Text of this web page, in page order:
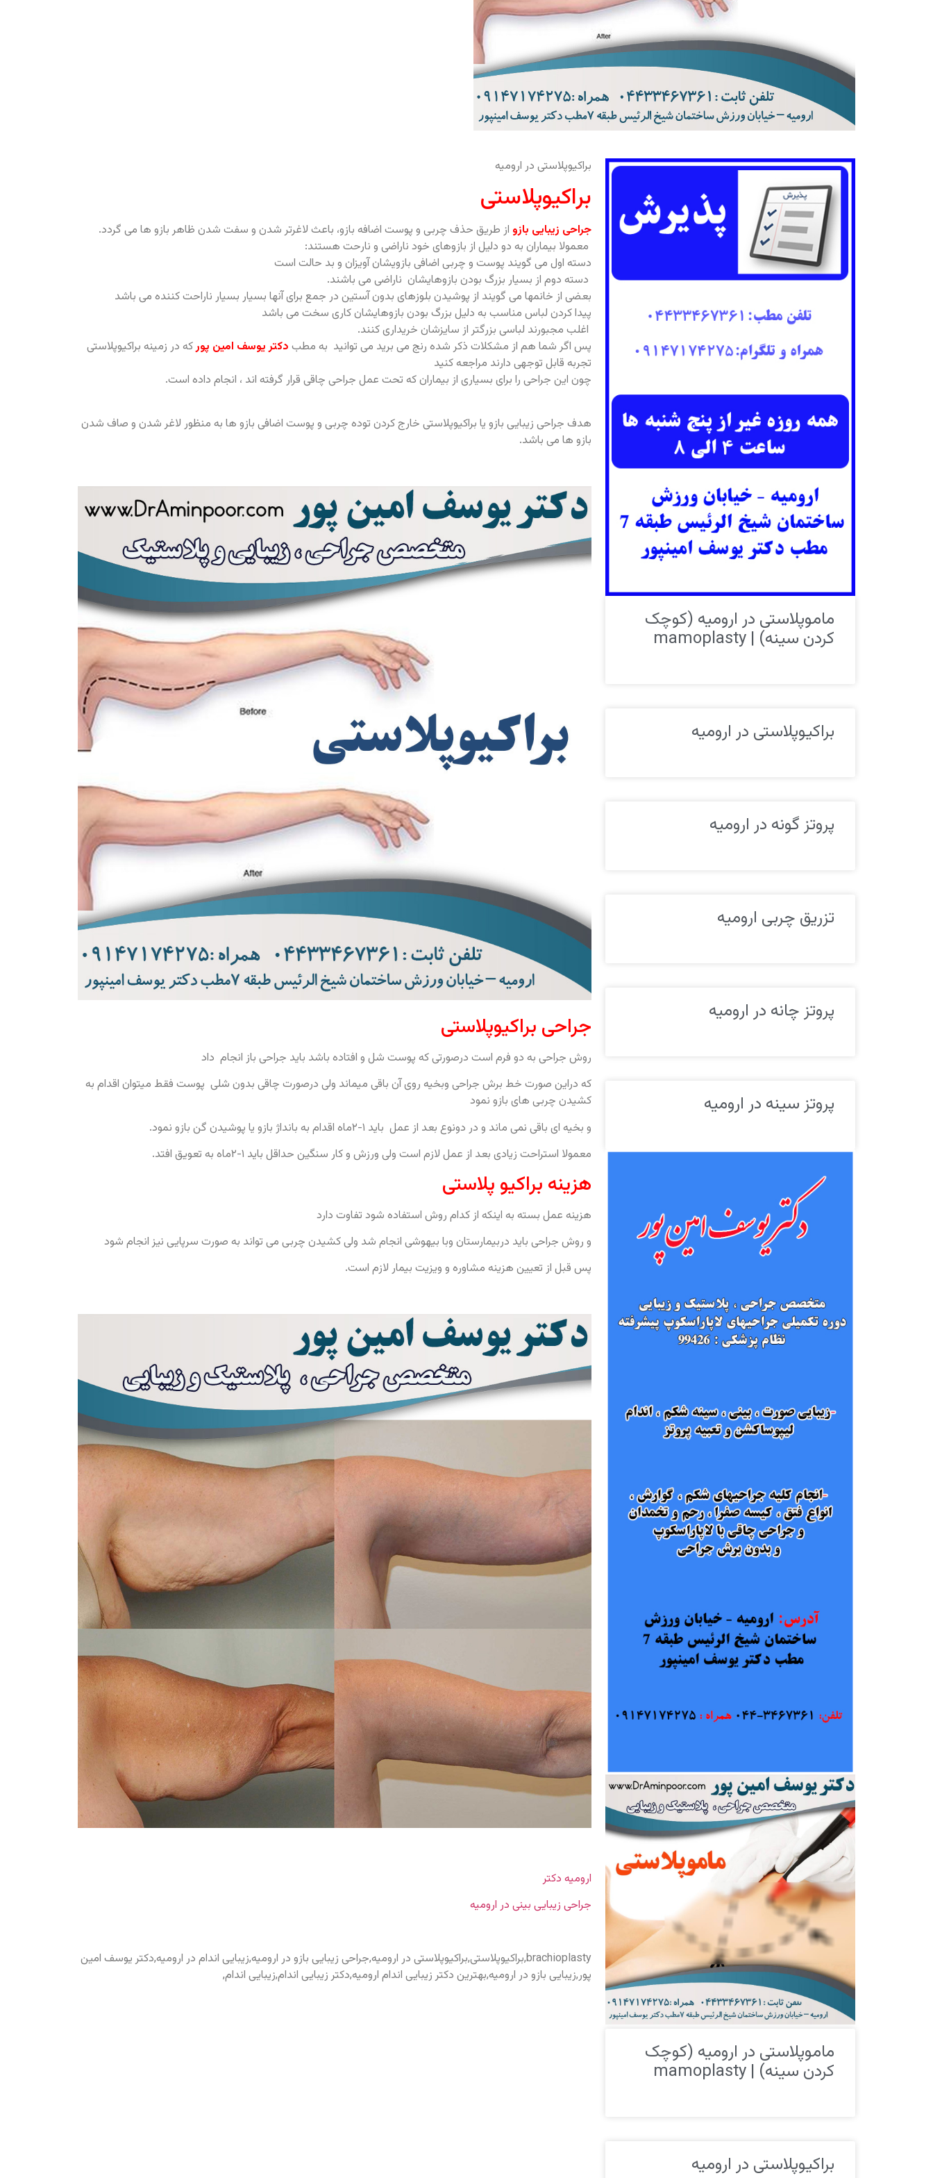
ماموپلاستی در ارومیه (کوچک
کردن سینه) | mamoplasty
براکیوپلاستی در ارومیه
پروتز گونه در ارومیه
تزریق چربی ارومیه
پروتز چانه در ارومیه
پروتز سینه در ارومیه
ماموپلاستی در ارومیه (کوچک
کردن سینه) | mamoplasty
براکیوپلاستی در ارومیه
براکیوپلاستی در ارومیه
براکیوپلاستی
جراحی زیبایی بازو از طریق حذف چربی و پوست اضافه بازو، باعث لاغرتر شدن و سفت شدن ظاهر بازو ها می گردد.
معمولا بیماران به دو دلیل از بازوهای خود ناراضی و نارحت هستند:
دسته اول می گویند پوست و چربی اضافی بازویشان آویزان و بد حالت است
دسته دوم از بسیار بزرگ بودن بازوهایشان ناراضی می باشند.
بعضی از خانمها می گویند از پوشیدن بلوزهای بدون آستین در جمع برای آنها بسیار بسیار ناراحت کننده می باشد
پیدا کردن لباس مناسب به دلیل بزرگ بودن بازوهایشان کاری سخت می باشد
اغلب مجبورند لباسی بزرگتر از سایزشان خریداری کنند.
پس اگر شما هم از مشکلات ذکر شده رنج می برید می توانید به مطب دکتر یوسف امین پورکه در زمینه براکیوپلاستی
تجربه قابل توجهی دارند مراجعه کنید
چون این جراحی را برای بسیاری از بیماران که تحت عمل جراحی چاقی قرار گرفته اند ، انجام داده است.
هدف جراحی زیبایی بازو یا براکیوپلاستی خارج کردن توده چربی و پوست اضافی بازو ها به منظور لاغر شدن و صاف شدن
بازو ها می باشد.
جراحی براکیوپلاستی
روش جراحی به دو فرم است درصورتی که پوست شل و افتاده باشد باید جراحی باز انجام داد
که دراین صورت خط برش جراحی وبخیه روی آن باقی میماند ولی درصورت چاقی بدون شلی پوست فقط میتوان اقدام به
کشیدن چربی های بازو نمود
و بخیه ای باقی نمی ماند و در دونوع بعد از عمل باید ۱-۲ماه اقدام به بانداژ بازو یا پوشیدن گن بازو نمود.
معمولا استراحت زیادی بعد از عمل لازم است ولی ورزش و کار سنگین حداقل باید ۱-۲ماه به تعویق افتد.
هزینه براکیو پلاستی
هزینه عمل بسته به اینکه از کدام روش استفاده شود تفاوت دارد
و روش جراحی باید دربیمارستان وبا بیهوشی انجام شد ولی کشیدن چربی می تواند به صورت سرپایی نیز انجام شود
پس قبل از تعیین هزینه مشاوره و ویزیت بیمار لازم است.
ارومیه دکتر
جراحی زیبایی بینی در ارومیه
brachioplasty,براکیوپلاستی,براکیوپلاستی در ارومیه,جراحی زیبایی بازو در ارومیه,زیبایی اندام در ارومیه,دکتر یوسف امین
پور,زیبایی بازو در ارومیه,بهترین دکتر زیبایی اندام ارومیه,دکتر زیبایی اندام,زیبایی اندام,